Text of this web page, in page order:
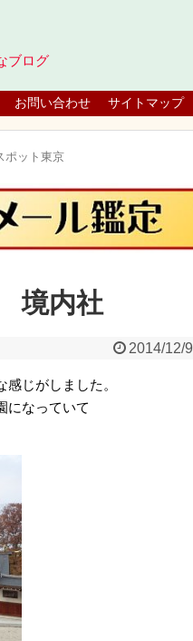
ブログ
お問い合わせ サイトマップ
ポット東京
境内社
2014/12/9
じがしました。
になっていて